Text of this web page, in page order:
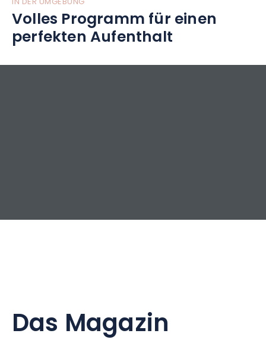
Volles Programm für einen
perfekten Aufenthalt
Das Magazin